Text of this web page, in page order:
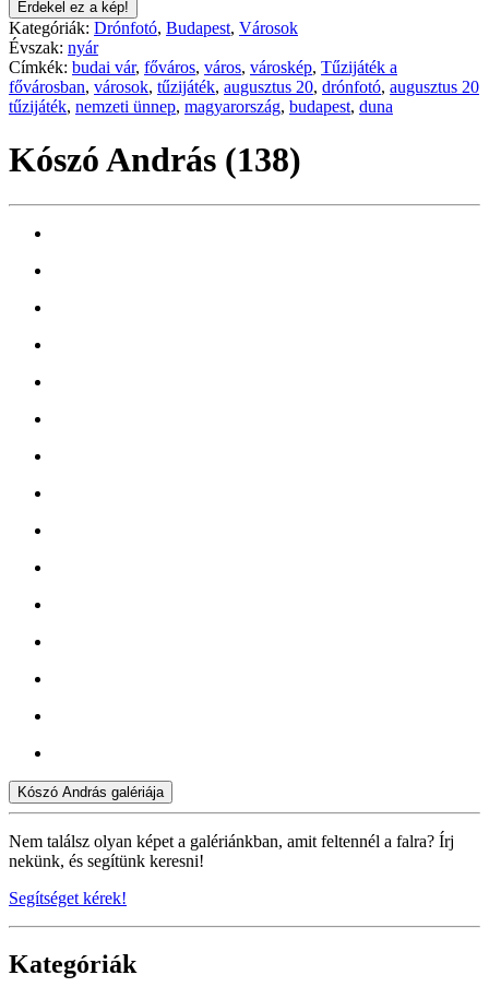
Érdekel ez a kép!
Kategóriák: Drónfotó, Budapest, Városok
Évszak: nyár
Címkék: budai vár, főváros, város, városkép, Tűzijáték a
fővárosban, városok, tűzijáték, augusztus 20, drónfotó, augusztus 20
tűzijáték, nemzeti ünnep, magyarország, budapest, duna
Kószó András (138)
Kószó András galériája
Nem találsz olyan képet a galériánkban, amit feltennél a falra? Írj
nekünk, és segítünk keresni!
Segítséget kérek!
Kategóriák